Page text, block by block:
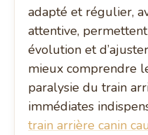
adapté et régulier,
attentive,
évolution et
mieux comprendre
paralysie du train
immédiates
train arrière canin